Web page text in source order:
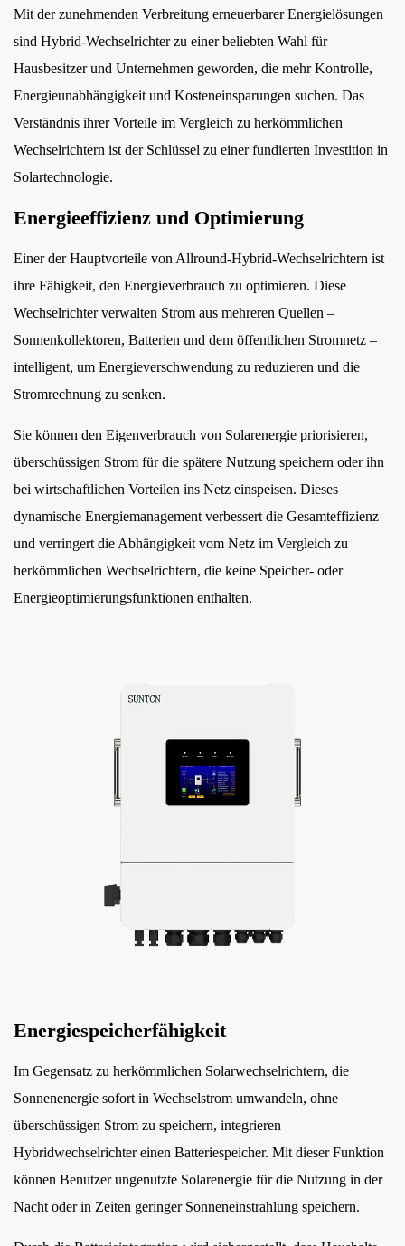
und
Multi-
Source-
Notstrom
und
Zuverlässigkeit
Kosteneinsparungen
und
Kapitalrendite
7
und
intelligente
Funktionen
für
die
Umwelt
9
Vergleichstabelle:
Solarwechselrichter
Anwendungen
Mit der zunehmenden Verbreitung erneuerbarer Energielösungen
sind Hybrid-Wechselrichter zu einer beliebten Wahl für
Hausbesitzer und Unternehmen geworden, die mehr Kontrolle,
Energieunabhängigkeit und Kosteneinsparungen suchen. Das
Verständnis ihrer Vorteile im Vergleich zu herkömmlichen
Wechselrichtern ist der Schlüssel zu einer fundierten Investition in
Solartechnologie.
Energieeffizienz und Optimierung
Einer der Hauptvorteile von Allround-Hybrid-Wechselrichtern ist
ihre Fähigkeit, den Energieverbrauch zu optimieren. Diese
Wechselrichter verwalten Strom aus mehreren Quellen –
Sonnenkollektoren, Batterien und dem öffentlichen Stromnetz –
intelligent, um Energieverschwendung zu reduzieren und die
Stromrechnung zu senken.
Sie können den Eigenverbrauch von Solarenergie priorisieren,
überschüssigen Strom für die spätere Nutzung speichern oder ihn
bei wirtschaftlichen Vorteilen ins Netz einspeisen. Dieses
dynamische Energiemanagement verbessert die Gesamteffizienz
und verringert die Abhängigkeit vom Netz im Vergleich zu
herkömmlichen Wechselrichtern, die keine Speicher- oder
Energieoptimierungsfunktionen enthalten.
Energiespeicherfähigkeit
Im Gegensatz zu herkömmlichen Solarwechselrichtern, die
Sonnenenergie sofort in Wechselstrom umwandeln, ohne
überschüssigen Strom zu speichern, integrieren
Hybridwechselrichter einen Batteriespeicher. Mit dieser Funktion
können Benutzer ungenutzte Solarenergie für die Nutzung in der
Nacht oder in Zeiten geringer Sonneneinstrahlung speichern.